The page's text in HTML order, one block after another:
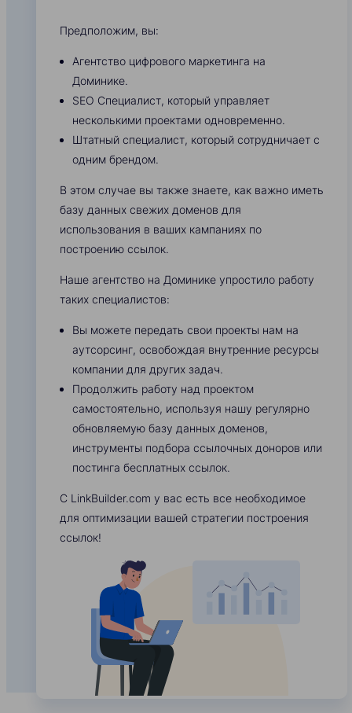
Предположим, вы:
Агентство цифрового маркетинга на
Доминике.
SEO Специалист, который управляет
несколькими проектами одновременно.
Штатный специалист, который сотрудничает с
одним брендом.
В этом случае вы также знаете, как важно иметь
базу данных свежих доменов для
использования в ваших кампаниях по
построению ссылок.
Наше агентство на Доминике упростило работу
таких специалистов:
Вы можете передать свои проекты нам на
аутсорсинг, освобождая внутренние ресурсы
компании для других задач.
Продолжить работу над проектом
самостоятельно, используя нашу регулярно
обновляемую базу данных доменов,
инструменты подбора ссылочных доноров или
постинга бесплатных ссылок.
С LinkBuilder.com у вас есть все необходимое
для оптимизации вашей стратегии построения
ссылок!